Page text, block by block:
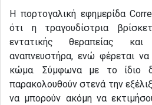
Η πορτογαλική εφημερίδα
ότι η τραγουδίστρια
εντατικής θεραπείας και
αναπνευστήρα, ενώ φέρεται
κώμα. Σύμφωνα με το ίδιο
παρακολουθούν στενά την
να μπορούν ακόμη να